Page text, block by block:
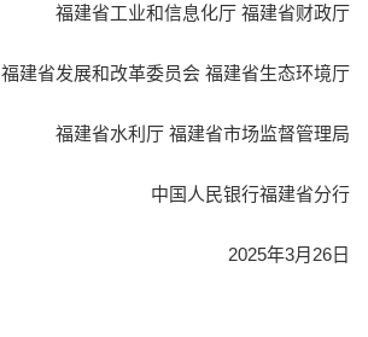
福建省工业和信息化厅 福建省财政厅
福建省发展和改革委员会 福建省生态环境厅
福建省水利厅 福建省市场监督管理局
中国人民银行福建省分行
2025年3月26日